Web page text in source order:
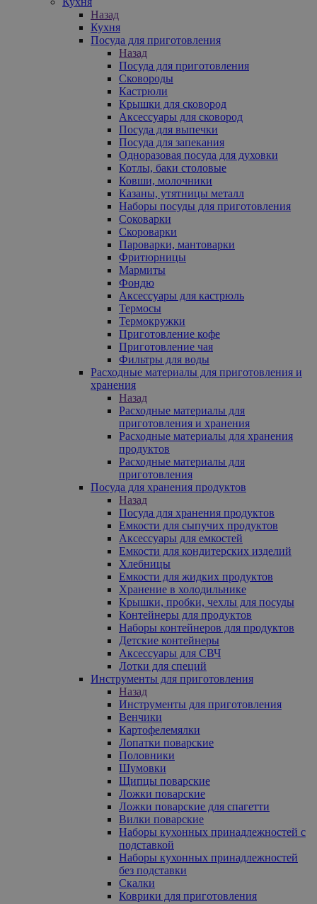
Назад
Кухня
Посуда для приготовления
Назад
Посуда для приготовления
Сковороды
Кастрюли
Крышки для сковород
Аксессуары для сковород
Посуда для выпечки
Посуда для запекания
Одноразовая посуда для духовки
Котлы, баки столовые
Ковши, молочники
Казаны, утятницы металл
Наборы посуды для приготовления
Соковарки
Скороварки
Пароварки, мантоварки
Фритюрницы
Мармиты
Фондю
Аксессуары для кастрюль
Термосы
Термокружки
Приготовление кофе
Приготовление чая
Фильтры для воды
Расходные материалы для приготовления и
хранения
Назад
Расходные материалы для
приготовления и хранения
Расходные материалы для хранения
продуктов
Расходные материалы для
приготовления
Посуда для хранения продуктов
Назад
Посуда для хранения продуктов
Емкости для сыпучих продуктов
Аксессуары для емкостей
Емкости для кондитерских изделий
Хлебницы
Емкости для жидких продуктов
Хранение в холодильнике
Крышки, пробки, чехлы для посуды
Контейнеры для продуктов
Наборы контейнеров для продуктов
Детские контейнеры
Аксессуары для СВЧ
Лотки для специй
Инструменты для приготовления
Назад
Инструменты для приготовления
Венчики
Картофелемялки
Лопатки поварские
Половники
Шумовки
Щипцы поварские
Ложки поварские
Ложки поварские для спагетти
Вилки поварские
Наборы кухонных принадлежностей с
подставкой
Наборы кухонных принадлежностей
без подставки
Скалки
Коврики для приготовления